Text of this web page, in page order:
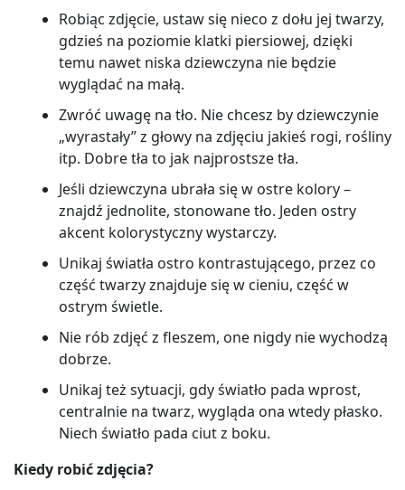
Robiąc zdjęcie, ustaw się nieco z dołu jej twarzy,
gdzieś na poziomie klatki piersiowej, dzięki
temu nawet niska dziewczyna nie będzie
wyglądać na małą.
Zwróć uwagę na tło. Nie chcesz by dziewczynie
„wyrastały” z głowy na zdjęciu jakieś rogi, rośliny
itp. Dobre tła to jak najprostsze tła.
Jeśli dziewczyna ubrała się w ostre kolory –
znajdź jednolite, stonowane tło. Jeden ostry
akcent kolorystyczny wystarczy.
Unikaj światła ostro kontrastującego, przez co
część twarzy znajduje się w cieniu, część w
ostrym świetle.
Nie rób zdjęć z fleszem, one nigdy nie wychodzą
dobrze.
Unikaj też sytuacji, gdy światło pada wprost,
centralnie na twarz, wygląda ona wtedy płasko.
Niech światło pada ciut z boku.
Kiedy robić zdjęcia?